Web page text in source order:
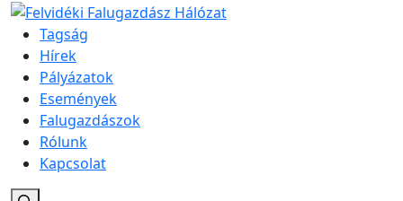
Tagság
Hírek
Pályázatok
Események
Falugazdászok
Rólunk
Kapcsolat